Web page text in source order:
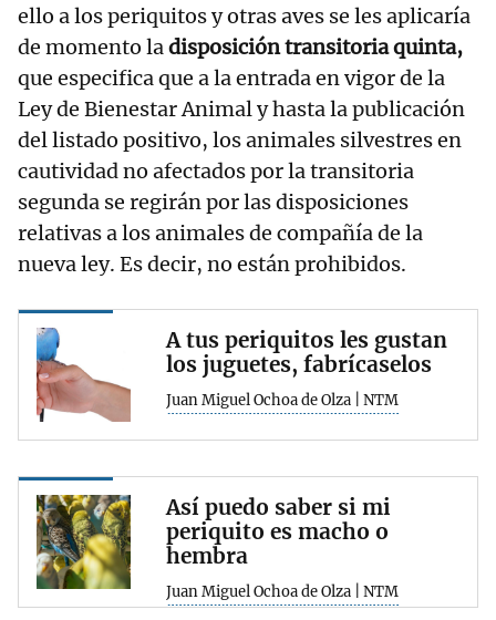
ello a los periquitos y otras aves se les aplicaría
de momento ladisposición transitoria quinta,
que especifica que a la entrada en vigor de la
Ley de Bienestar Animal y hasta la publicación
del listado positivo, los animales silvestres en
cautividad no afectados por la transitoria
segunda se regirán por las disposiciones
relativas a los animales de compañía de la
nueva ley. Es decir, no están prohibidos.
A tus periquitos les gustan
los juguetes, fabrícaselos
Juan Miguel Ochoa de Olza | NTM
Así puedo saber si mi
periquito es macho o
hembra
Juan Miguel Ochoa de Olza | NTM